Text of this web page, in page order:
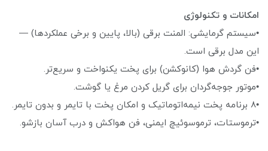
امکانات و تکنولوژی
•سیستم گرمایشی: المنت برقی (بالا، پایین و برخی عملکردها) —
این مدل برقی است.
•فن گردش هوا (کانوکشن) برای پخت یکنواخت و سریع‌تر.
•موتور جوجه‌گردان برای گریل کردن مرغ یا گوشت.
•۸ برنامه پخت نیمه‌اتوماتیک و امکان پخت با تایمر و بدون تایمر.
•ترموستات، ترموسوئیچ ایمنی، فن هواکش و درب آسان بازشو.